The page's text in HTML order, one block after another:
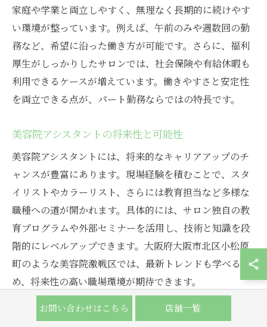
家庭や学業と両立しやすく、無理なく長期的に続けやす
い環境が整っています。例えば、午前のみや週数回の勤
務など、希望に沿った働き方が可能です。さらに、福利
厚生がしっかりしたサロンでは、社会保険や有給休暇も
利用できるケースが増えています。働きやすさと安定性
を両立できる点が、パート勤務ならではの特長です。
美容院アシスタントの将来性と可能性
美容院アシスタントには、将来的なキャリアアップのチ
ャンスが豊富にあります。現場経験を積むことで、スタ
イリストやカラーリスト、さらには教育担当など多様な
職種への道が開かれます。具体的には、サロン独自の教
育プログラムや外部セミナーを活用し、技術と知識を段
階的にレベルアップできます。大阪府大阪市北区小松原
町のような美容院激戦区では、最新トレンドも学べるた
め、将来性の高い職場環境が期待できます。
美容院でパートとして長く働くポイント
お問い合わせはこちら 店舗一覧